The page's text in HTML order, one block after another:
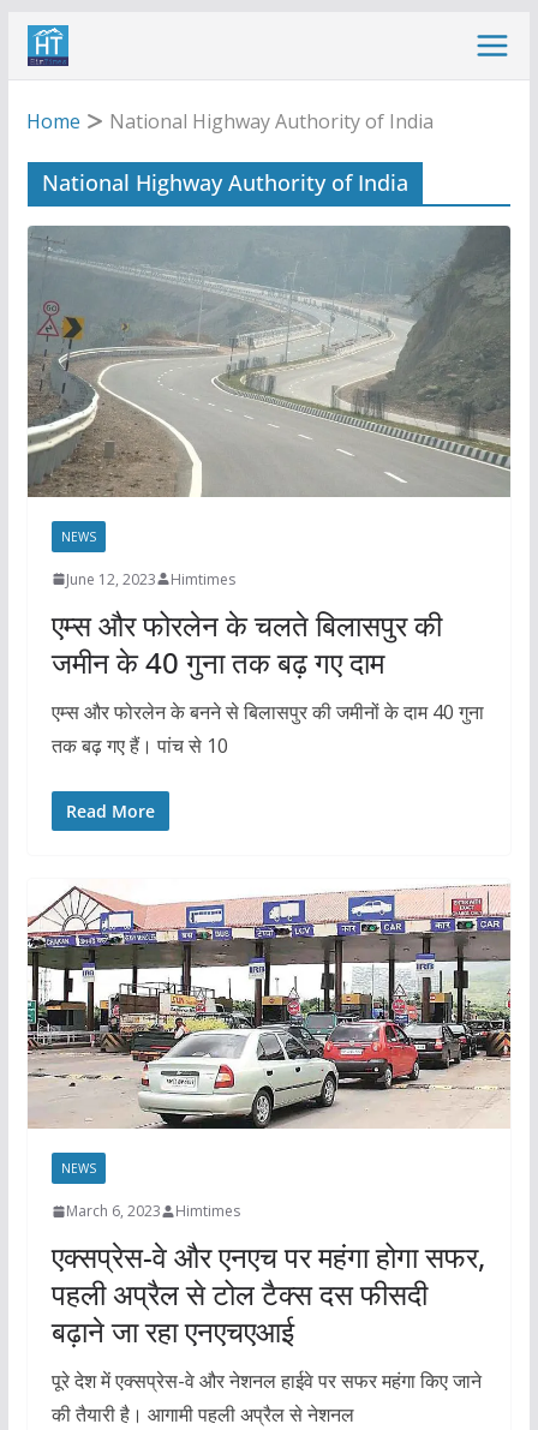
Skip
Home
National Highway Authority of India
National Highway Authority of India
NEWS
June 12, 2023 Himtimes
एम्स और फोरलेन के चलते बिलासपुर की
जमीन के 40 गुना तक बढ़ गए दाम
एम्स और फोरलेन के बनने से बिलासपुर की जमीनों के दाम 40 गुना
तक बढ़ गए हैं। पांच से 10
Read More
NEWS
March 6, 2023 Himtimes
एक्सप्रेस-वे और एनएच पर महंगा होगा सफर,
पहली अप्रैल से टोल टैक्स दस फीसदी
बढ़ाने जा रहा एनएचएआई
पूरे देश में एक्सप्रेस-वे और नेशनल हाईवे पर सफर महंगा किए जाने
की तैयारी है। आगामी पहली अप्रैल से नेशनल